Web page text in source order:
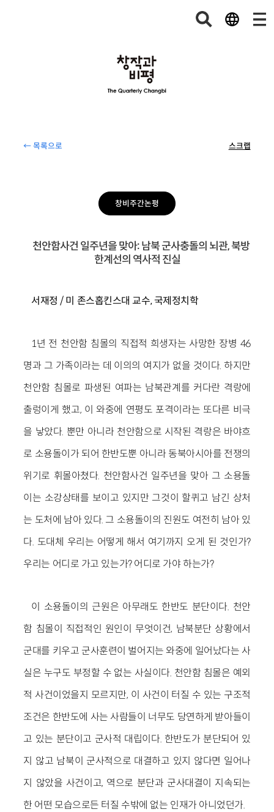
← 목록으로 스크랩
창비주간논평
천안함사건 일주년을 맞아: 남북 군사충돌의 뇌관, 북방
한계선의 역사적 진실
서재정 / 미 존스홉킨스대 교수, 국제정치학
1년 전 천안함 침몰의 직접적 희생자는 사망한 장병 46
명과 그 가족이라는 데 이의의 여지가 없을 것이다. 하지만
천안함 침몰로 파생된 여파는 남북관계를 커다란 격랑에
출렁이게 했고, 이 와중에 연평도 포격이라는 또다른 비극
을 낳았다. 뿐만 아니라 천안함으로 시작된 격랑은 바야흐
로 소용돌이가 되어 한반도뿐 아니라 동북아시아를 전쟁의
위기로 휘몰아쳤다. 천안함사건 일주년을 맞아 그 소용돌
이는 소강상태를 보이고 있지만 그것이 할퀴고 남긴 상처
는 도처에 남아 있다. 그 소용돌이의 진원도 여전히 남아 있
다. 도대체 우리는 어떻게 해서 여기까지 오게 된 것인가?
우리는 어디로 가고 있는가? 어디로 가야 하는가?
이 소용돌이의 근원은 아무래도 한반도 분단이다. 천안
함 침몰이 직접적인 원인이 무엇이건, 남북분단 상황에서
군대를 키우고 군사훈련이 벌어지는 와중에 일어났다는 사
실은 누구도 부정할 수 없는 사실이다. 천안함 침몰은 예외
적 사건이었을지 모르지만, 이 사건이 터질 수 있는 구조적
조건은 한반도에 사는 사람들이 너무도 당연하게 받아들이
고 있는 분단이고 군사적 대립이다. 한반도가 분단되어 있
지 않고 남북이 군사적으로 대결하고 있지 않다면 일어나
지 않았을 사건이고, 역으로 분단과 군사대결이 지속되는
한 어떤 모습으로든 터질 수밖에 없는 인재가 아니었던가.